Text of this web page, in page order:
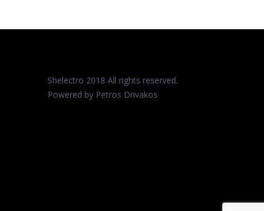
Shelectro 2018 All rights reserved.
Powered by Petros Drivakos